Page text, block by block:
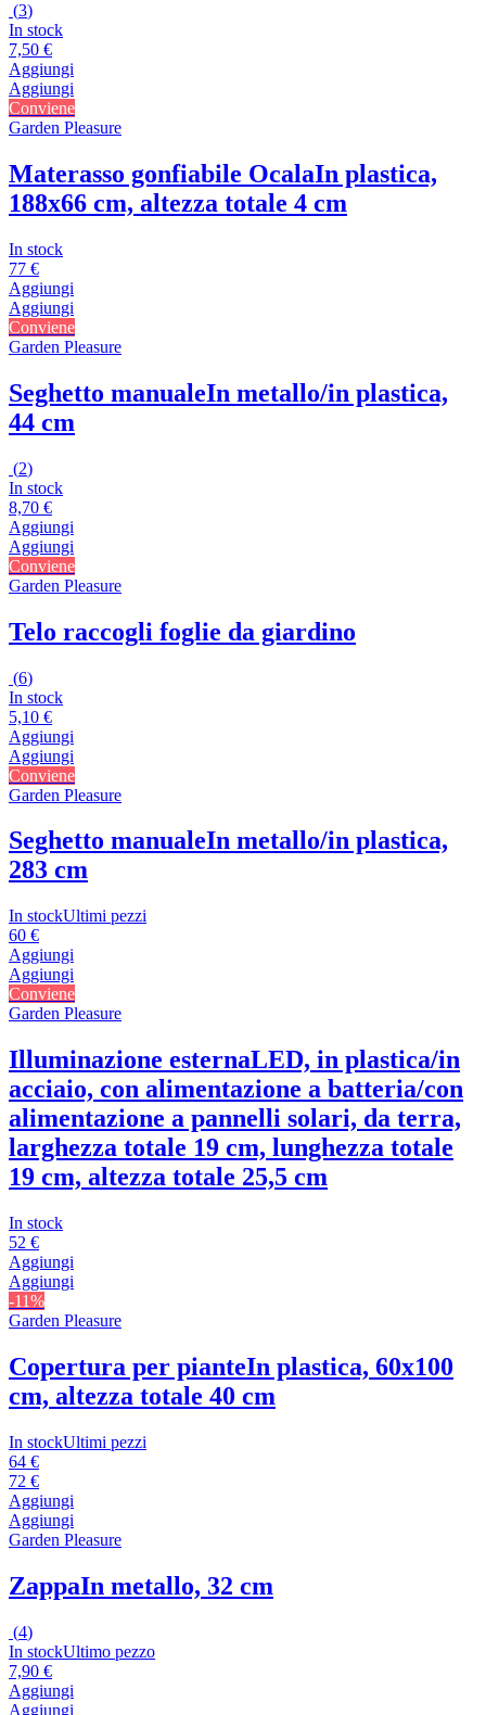
(3)
In stock
7,50 €
Aggiungi
Aggiungi
Conviene
Garden Pleasure
Materasso gonfiabile OcalaIn plastica,
188x66 cm, altezza totale 4 cm
In stock
77 €
Aggiungi
Aggiungi
Conviene
Garden Pleasure
Seghetto manualeIn metallo/in plastica,
44 cm
(2)
In stock
8,70 €
Aggiungi
Aggiungi
Conviene
Garden Pleasure
Telo raccogli foglie da giardino
(6)
In stock
5,10 €
Aggiungi
Aggiungi
Conviene
Garden Pleasure
Seghetto manualeIn metallo/in plastica,
283 cm
In stockUltimi pezzi
60 €
Aggiungi
Aggiungi
Conviene
Garden Pleasure
Illuminazione esternaLED, in plastica/in
acciaio, con alimentazione a batteria/con
alimentazione a pannelli solari, da terra,
larghezza totale 19 cm, lunghezza totale
19 cm, altezza totale 25,5 cm
In stock
52 €
Aggiungi
Aggiungi
-11%
Garden Pleasure
Copertura per pianteIn plastica, 60x100
cm, altezza totale 40 cm
In stockUltimi pezzi
64 €
72 €
Aggiungi
Aggiungi
Garden Pleasure
ZappaIn metallo, 32 cm
(4)
In stockUltimo pezzo
7,90 €
Aggiungi
Aggiungi